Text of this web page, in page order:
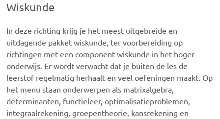
Wiskunde
In deze richting krijg je het meest uitgebreide en
uitdagende pakket wiskunde, ter voorbereiding op
richtingen met een component wiskunde in het hoger
onderwijs. Er wordt verwacht dat je buiten de les de
leerstof regelmatig herhaalt en veel oefeningen maakt. Op
het menu staan onderwerpen als matrixalgebra,
determinanten, functieleer, optimalisatieproblemen,
integraalrekening, groepentheorie, kansrekening en